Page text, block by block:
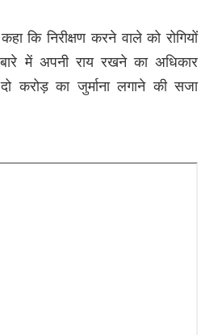
कि निरीक्षण करने वाले को रोगियों
में अपनी राय रखने का अधिकार
करोड़ का जुर्माना लगाने की सजा